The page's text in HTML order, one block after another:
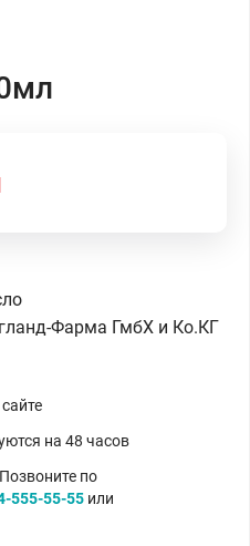
Фарма ГмбХ и Ко.КГ
на 48 часов
по
555-55-55 или